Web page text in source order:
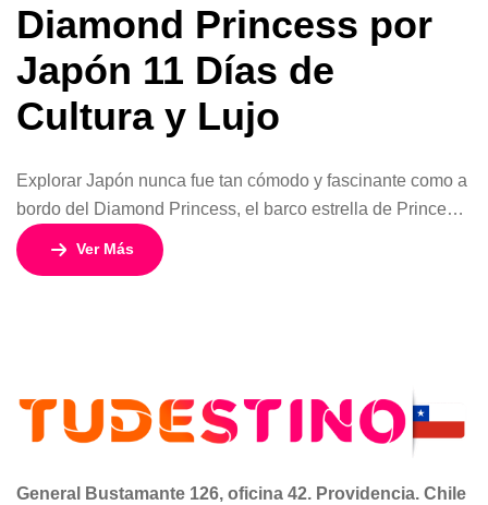
Diamond Princess por
Japón 11 Días de
Cultura y Lujo
Explorar Japón nunca fue tan cómodo y fascinante como a
bordo del Diamond Princess, el barco estrella de Princess
Cruises. Este itinerario de 11 días / 10 noches, con salida y
regreso en Tokio (Yokohama), te ofrece la posibilidad de
Ver Más
General Bustamante 126, oficina 42. Providencia. Chile